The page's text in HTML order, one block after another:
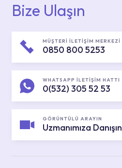
Bize Ulaşın
MÜŞTERİ İLETİŞİM MERKEZİ
0850 800 5253
WHATSAPP İLETİŞİM HATTI
0(532) 305 52 53
GÖRÜNTÜLÜ ARAYIN
Uzmanımıza Danışın